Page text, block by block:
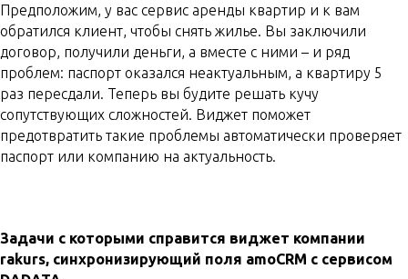
Предположим, у вас сервис аренды квартир и к вам
обратился клиент, чтобы снять жилье. Вы заключили
договор, получили деньги, а вместе с ними – и ряд
проблем: паспорт оказался неактуальным, а квартиру 5
раз пересдали. Теперь вы будите решать кучу
сопутствующих сложностей. Виджет поможет
предотвратить такие проблемы автоматически проверяет
паспорт или компанию на актуальность.
Задачи с которыми справится виджет компании
rakurs, синхронизирующий поля amoCRM с сервисом